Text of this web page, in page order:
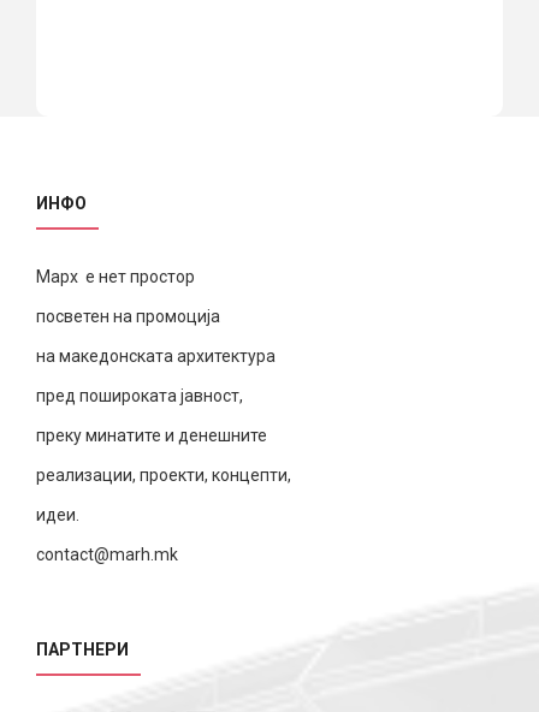
ИНФО
Марх е нет простор
посветен на промоција
на македонската архитектура
пред пошироката јавност,
преку минатите и денешните
реализации, проекти, концепти,
идеи.
contact@marh.mk
ПАРТНЕРИ